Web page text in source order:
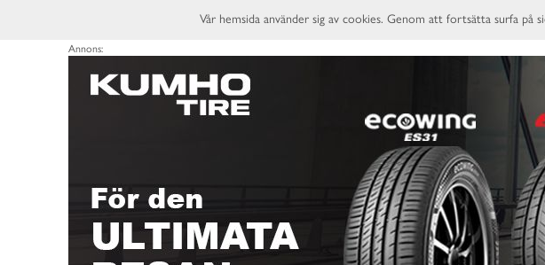
Annons:
Vår hemsida använder sig av cookies. Genom att fortsätta surfa på